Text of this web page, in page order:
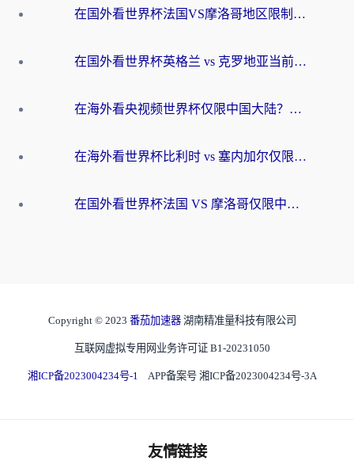
在国外看世界杯法国VS摩洛哥地区限制？这篇指南让你流畅看中文解说无压力
在国外看世界杯英格兰 vs 克罗地亚当前地区不可播放？这篇指南帮你搞定所有海外观赛难题
在海外看央视频世界杯仅限中国大陆？这篇指南帮你解锁中文解说+无卡顿直播
在海外看世界杯比利时 vs 塞内加尔仅限中国大陆？我找到了最流畅的中文解说之路
在国外看世界杯法国 VS 摩洛哥仅限中国大陆？海外党这样看中文解说赛事不卡顿
Copyright © 2023 番茄加速器 湖南精准量科技有限公司
互联网虚拟专用网业务许可证 B1-20231050
湘ICP备2023004234号-1 APP备案号 湘ICP备2023004234号-3A
友情链接